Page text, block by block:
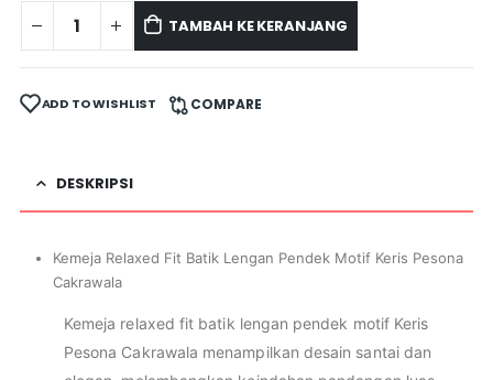
TAMBAH KE KERANJANG
ADD TO WISHLIST COMPARE
DESKRIPSI
Kemeja Relaxed Fit Batik Lengan Pendek Motif Keris Pesona
Cakrawala
Kemeja relaxed fit batik lengan pendek motif Keris
Pesona Cakrawala menampilkan desain santai dan